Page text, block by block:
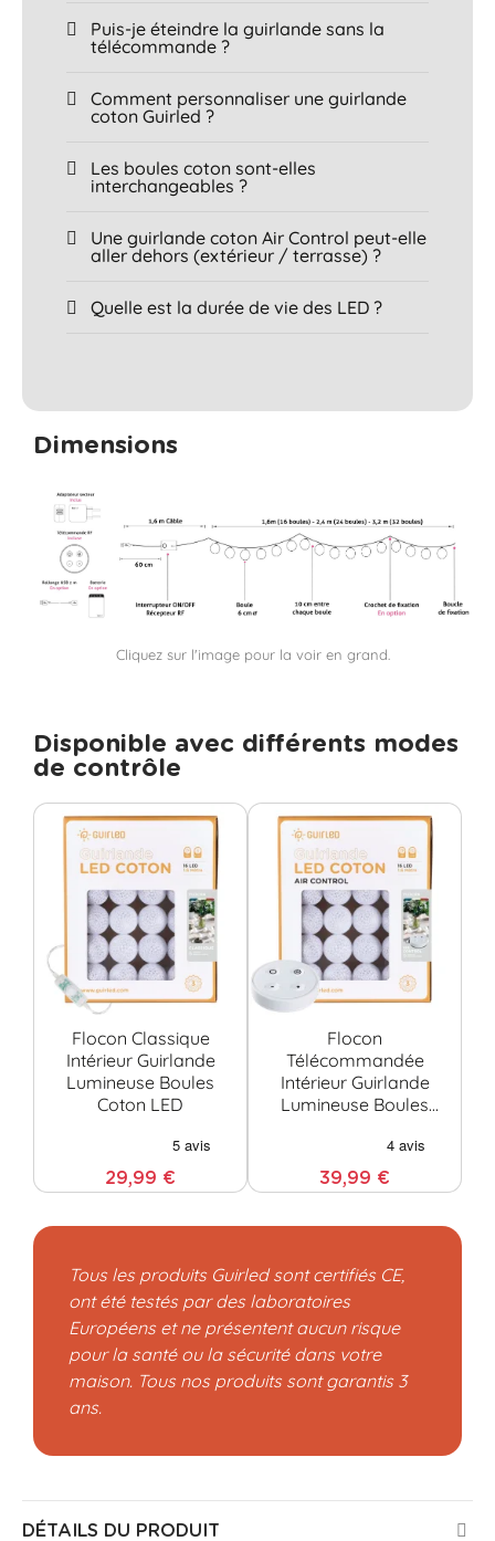
Puis-je éteindre la guirlande sans la
télécommande ?
Comment personnaliser une guirlande
coton Guirled ?
Les boules coton sont-elles
interchangeables ?
Une guirlande coton Air Control peut-elle
aller dehors (extérieur / terrasse) ?
Quelle est la durée de vie des LED ?
Dimensions
Cliquez sur l'image pour la voir en grand.
Disponible avec différents modes
de contrôle
Flocon Classique
Intérieur Guirlande
Lumineuse Boules
Coton LED
29,99 €
Flocon
Télécommandée
Intérieur Guirlande
Lumineuse Boules
39,99 €
Tous les produits Guirled sont certifiés CE,
ont été testés par des laboratoires
Européens et ne présentent aucun risque
pour la santé ou la sécurité dans votre
maison. Tous nos produits sont garantis 3
ans.
DÉTAILS DU PRODUIT